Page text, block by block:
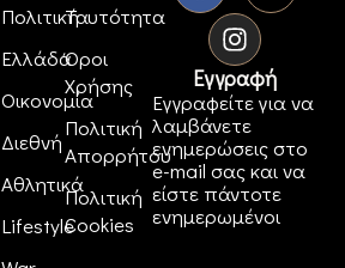
Πολιτική
Ελλάδα
Οικονομία
Διεθνή
Αθλητικά
Lifestyle
Ταυτότητα
Όροι
Χρήσης
Πολιτική
Απορρήτου
Πολιτική
Cookies
Εγγραφή
Εγγραφείτε για να
λαμβάνετε
ενημερώσεις στο
e-mail σας και να
είστε πάντοτε
ενημερωμένοι